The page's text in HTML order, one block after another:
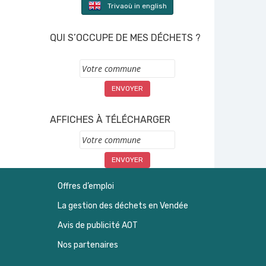
Trivaoù in english
QUI S’OCCUPE DE MES DÉCHETS ?
Commune
AFFICHES À TÉLÉCHARGER
Commune
Offres d’emploi
La gestion des déchets en Vendée
Avis de publicité AOT
Nos partenaires